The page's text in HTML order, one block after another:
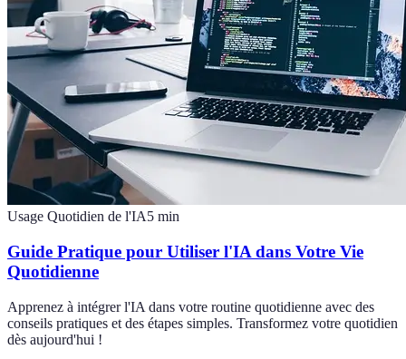
Usage Quotidien de l'IA5 min
Guide Pratique pour Utiliser l'IA dans Votre Vie
Quotidienne
Apprenez à intégrer l'IA dans votre routine quotidienne avec des
conseils pratiques et des étapes simples. Transformez votre quotidien
dès aujourd'hui !